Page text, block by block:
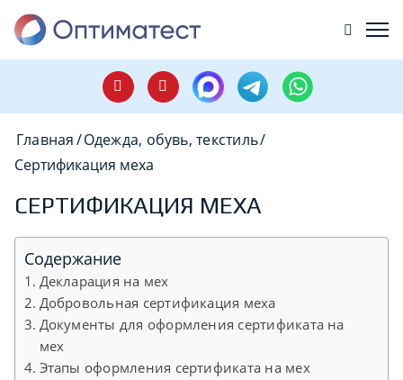
Главная/Одежда, обувь, текстиль/
Сертификация меха
СЕРТИФИКАЦИЯ МЕХА
Содержание
Декларация на мех
Добровольная сертификация меха
Документы для оформления сертификата на
мех
Этапы оформления сертификата на мех